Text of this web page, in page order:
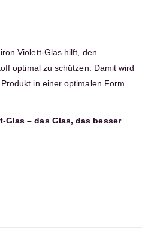
Violett-Glas hilft, den
optimal zu schützen. Damit wird
in einer optimalen Form
– das Glas, das besser